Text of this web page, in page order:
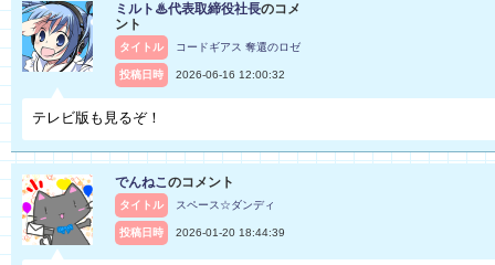
ミルト♨代表取締役社長のコメ
ント
タイトル コードギアス 奪還のロゼ
投稿日時 2026-06-16 12:00:32
テレビ版も見るぞ！
でんねこのコメント
タイトル スペース☆ダンディ
投稿日時 2026-01-20 18:44:39